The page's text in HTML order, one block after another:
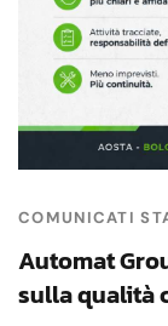
COMUNICATI
Automat
sulla qualità